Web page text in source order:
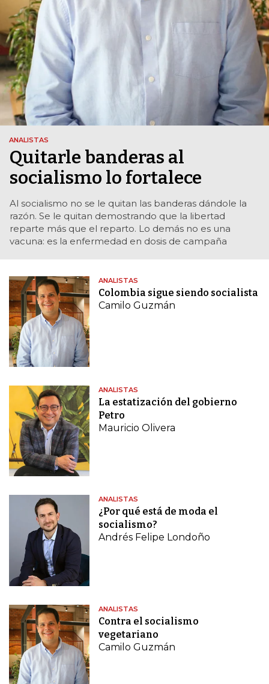
ANALISTAS
Quitarle banderas al
socialismo lo fortalece
Al socialismo no se le quitan las banderas dándole la
razón. Se le quitan demostrando que la libertad
reparte más que el reparto. Lo demás no es una
vacuna: es la enfermedad en dosis de campaña
ANALISTAS
Colombia sigue siendo socialista
Camilo Guzmán
ANALISTAS
La estatización del gobierno
Petro
Mauricio Olivera
ANALISTAS
¿Por qué está de moda el
socialismo?
Andrés Felipe Londoño
ANALISTAS
Contra el socialismo
vegetariano
Camilo Guzmán